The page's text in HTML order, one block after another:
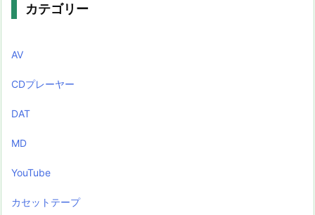
カテゴリー
AV
CDプレーヤー
DAT
MD
YouTube
カセットテープ